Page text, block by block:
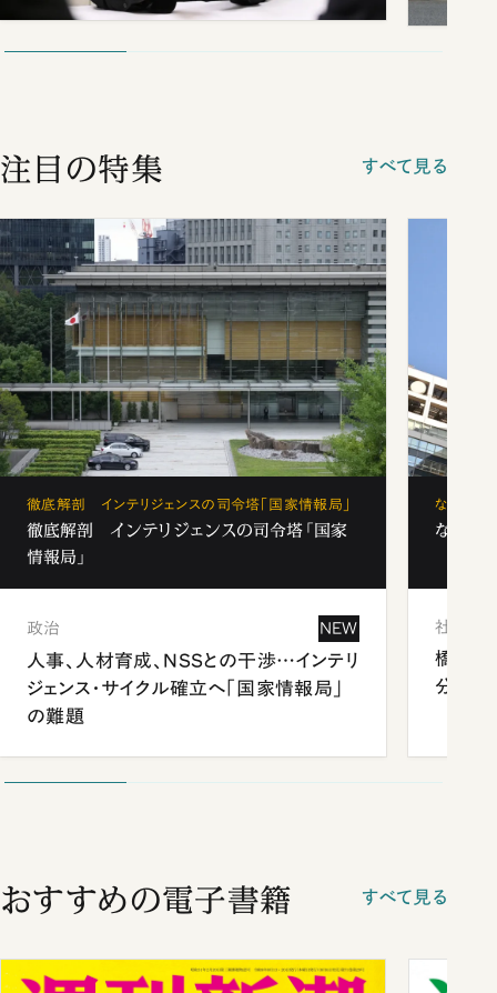
注目の特集 すべて見る
徹底解剖 インテリジェンスの司令塔「国家情報局」
徹底解剖 インテリジェンスの司令塔「国家
情報局」
政治 NEW
人事、人材育成、NSSとの干渉…インテリ
ジェンス・サイクル確立へ「国家情報局」
の難題
なぜ「フ
なぜ「
社会
橋本愛
分 佐
おすすめの電子書籍 すべて見る